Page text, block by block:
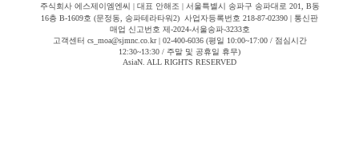
주식회사 에스제이엠엔씨 | 대표 안해조 | 서울특별시 송파구 송파대로 201, B동
16층 B-1609호 (문정동, 송파테라타워2) 사업자등록번호 218-87-02390 | 통신판
매업 신고번호 제-2024-서울송파-3233호
고객센터 cs_moa@sjmnc.co.kr | 02-400-6036 (평일 10:00~17:00 / 점심시간
12:30~13:30 / 주말 및 공휴일 휴무)
AsiaN. ALL RIGHTS RESERVED